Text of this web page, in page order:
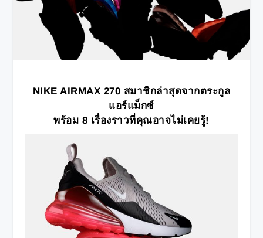
NIKE AIRMAX 270 สมาชิกล่าสุดจากตระกูล
แอร์แม็กซ์
พร้อม 8 เรื่องราวที่คุณอาจไม่เคยรู้!